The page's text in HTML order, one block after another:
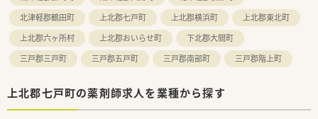
■土日休みを含むシフト相談が可能で、年間休日もしっかり確保
されているため、仕事と私生活を高いレベルで両立させることが
できます。
■住宅手当や退職金制度などの福利厚生が充実しており、将来を
見据えて長期間にわたり安定して働き続けたい方に適した求人
です。
北津軽郡鶴田町
上北郡七戸町 上北郡横浜町
上北郡東北町
上北郡六ヶ所村
上北郡おいらせ町
下北郡大間町
三戸郡三戸町
三戸郡五戸町 三戸郡南部町 三戸郡階上町
上北郡七戸町の薬剤師求人を業種から探す